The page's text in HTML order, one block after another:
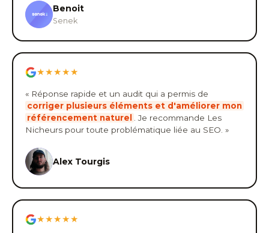
Benoit
Senek
★★★★★
« Réponse rapide et un audit qui a permis de
corriger plusieurs éléments et d'améliorer mon
référencement naturel
. Je recommande Les
Nicheurs pour toute problématique liée au SEO. »
Alex Tourgis
★★★★★